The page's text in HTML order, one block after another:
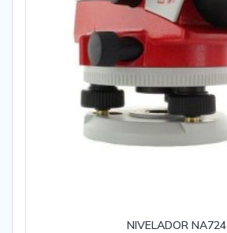
NIVELADOR NA724